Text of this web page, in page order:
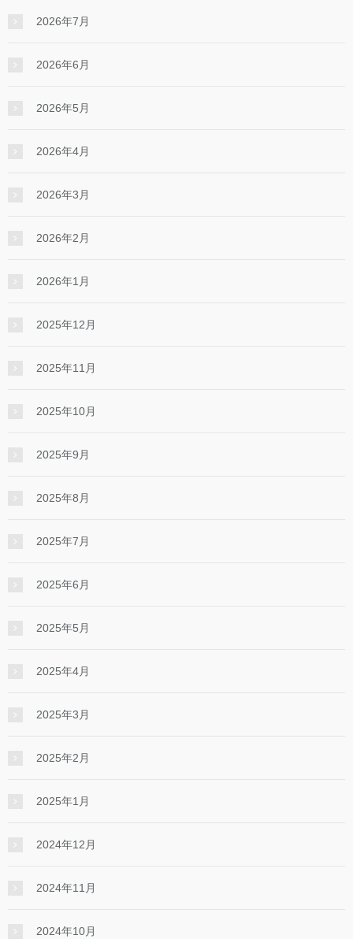
2026年7月
2026年6月
2026年5月
2026年4月
2026年3月
2026年2月
2026年1月
2025年12月
2025年11月
2025年10月
2025年9月
2025年8月
2025年7月
2025年6月
2025年5月
2025年4月
2025年3月
2025年2月
2025年1月
2024年12月
2024年11月
2024年10月